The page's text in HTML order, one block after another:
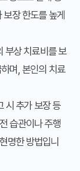
장 한도를 높게
부상 치료비를 보
며, 본인의 치료
시 추가 보장 등
습관이나 주행
명한 방법입니